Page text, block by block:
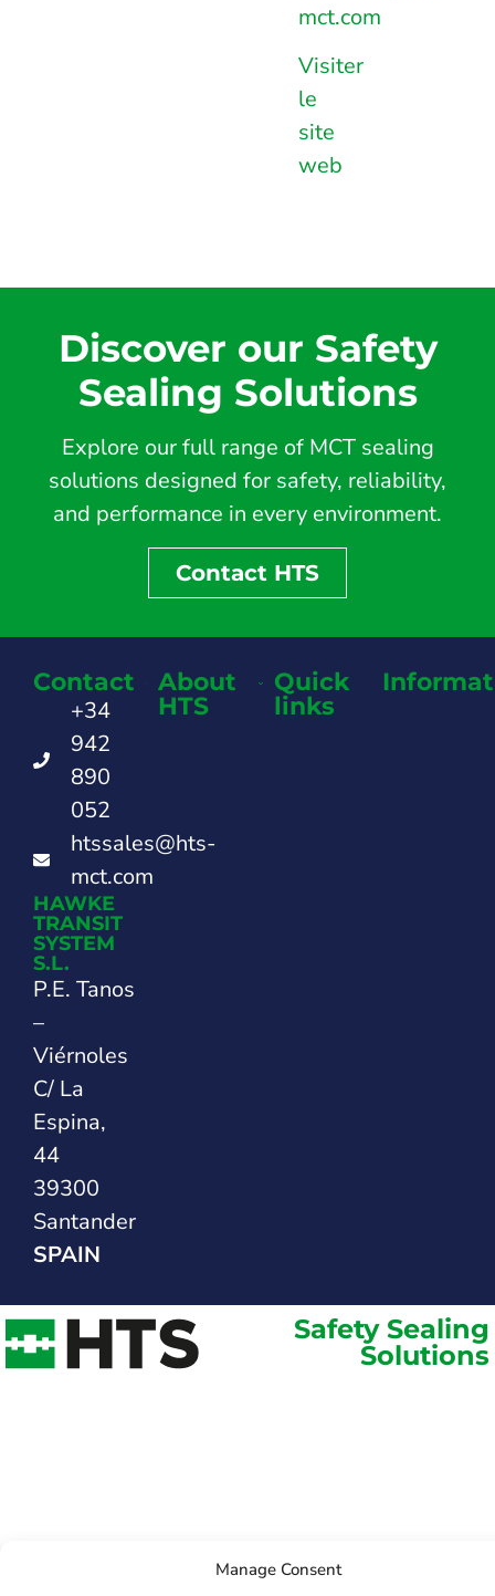
Manage Consent
mct.com
Visiter
le
site
web
Discover our Safety
Sealing Solutions
Explore our full range of MCT sealing
solutions designed for safety, reliability,
and performance in every environment.
Contact HTS
Contact
+34
942
890
052
htssales@hts-
mct.com
HAWKE
TRANSIT
SYSTEM
S.L.
P.E. Tanos
–
Viérnoles
C/ La
Espina,
44
39300
Santander
SPAIN
About
HTS
Quick
links
Safety Sealing
Solutions